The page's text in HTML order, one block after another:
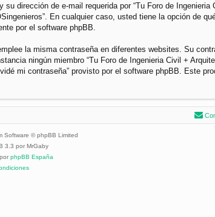
dirección de e-mail requerida por “Tu Foro de Ingenieria
En cualquier caso, usted tiene la opción de
por el software phpBB.
la misma contraseña en diferentes websites. Su
ningún miembro “Tu Foro de Ingenieria Civil +
mi contraseña” provisto por el software phpBB. Este
Software © phpBB Limited
3.3 por MrGaby
phpBB España